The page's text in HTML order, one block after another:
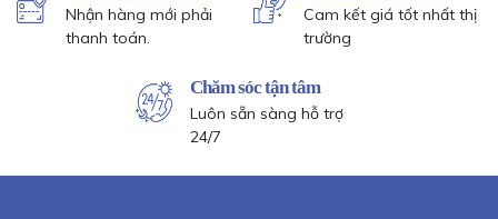
Nhận hàng mới phải
thanh toán.
Cam kết giá tốt nhất thị
trường
Chăm sóc tận tâm
Luôn sẵn sàng hỗ trợ
24/7